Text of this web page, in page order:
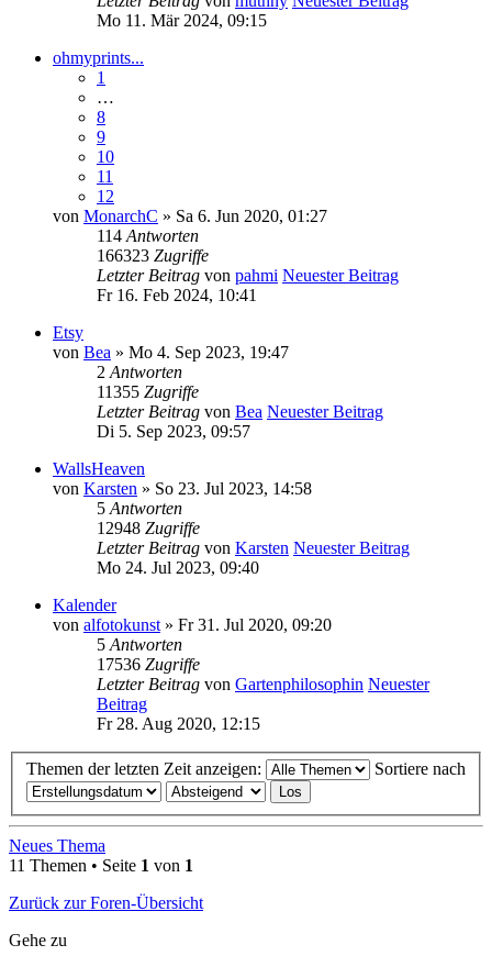
Mo 11. Mär 2024, 09:15
ohmyprints...
1
…
8
9
10
11
12
von MonarchC » Sa 6. Jun 2020, 01:27
114 Antworten
166323 Zugriffe
Letzter Beitrag von pahmi Neuester Beitrag
Fr 16. Feb 2024, 10:41
Etsy
von Bea » Mo 4. Sep 2023, 19:47
2 Antworten
11355 Zugriffe
Letzter Beitrag von Bea Neuester Beitrag
Di 5. Sep 2023, 09:57
WallsHeaven
von Karsten » So 23. Jul 2023, 14:58
5 Antworten
12948 Zugriffe
Letzter Beitrag von Karsten Neuester Beitrag
Mo 24. Jul 2023, 09:40
Kalender
von alfotokunst » Fr 31. Jul 2020, 09:20
5 Antworten
17536 Zugriffe
Letzter Beitrag von Gartenphilosophin Neuester
Beitrag
Fr 28. Aug 2020, 12:15
Themen der letzten Zeit anzeigen: Sortiere nach
Neues Thema
11 Themen • Seite 1 von 1
Zurück zur Foren-Übersicht
Gehe zu